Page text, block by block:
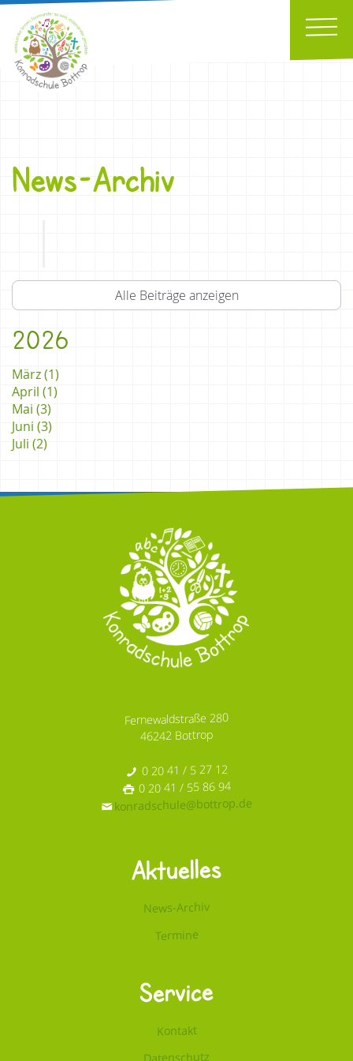
News-Archiv
Alle Beiträge anzeigen
2026
März (1)
April (1)
Mai (3)
Juni (3)
Juli (2)
Fernewaldstraße 280
46242 Bottrop
0 20 41 / 5 27 12
0 20 41 / 55 86 94
konradschule@bottrop.de
Aktuelles
News-Archiv
Termine
Service
Kontakt
Datenschutz